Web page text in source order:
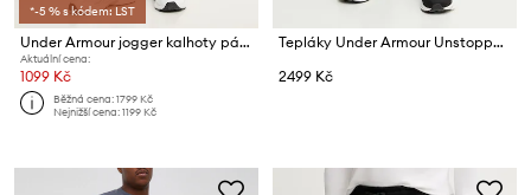
*-5 % s kódem: LST
Under Armour jogger kalhoty pánské Unstoppable
Aktuální cena:
1099 Kč
Běžná cena:1799 Kč
Nejnižší cena:1199 Kč
Tepláky Under Armour Unstoppable
2499 Kč